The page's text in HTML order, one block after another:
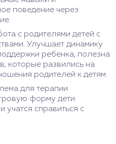
поведение через
с родителями детей с
Улучшает динамику
ребенка, полезна
которые развились на
родителей к детям.
для терапии
форму дети
учатся справиться с